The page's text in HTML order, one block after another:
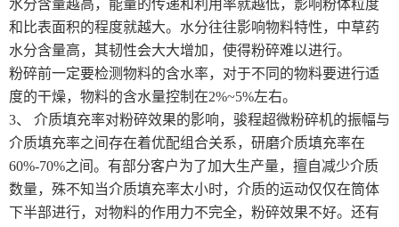
水分含量越高，能量的传递和利用率就越低，影响粉体粒度
和比表面积的程度就越大。水分往往影响物料特性，中草药
水分含量高，其韧性会大大增加，使得粉碎难以进行。
粉碎前一定要检测物料的含水率，对于不同的物料要进行适
度的干燥，物料的含水量控制在2%~5%左右。
3、 介质填充率对粉碎效果的影响，骏程超微粉碎机的振幅与
介质填充率之间存在着优配组合关系，研磨介质填充率在
60%-70%之间。有部分客户为了加大生产量，擅自减少介质
数量，殊不知当介质填充率太小时，介质的运动仅仅在筒体
下半部进行，对物料的作用力不完全，粉碎效果不好。还有